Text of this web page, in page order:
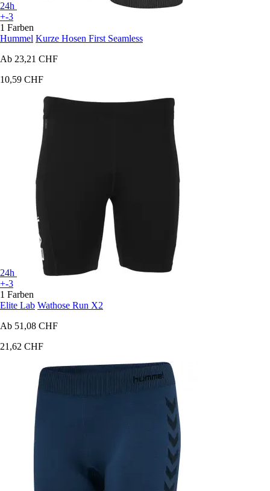
24h
+-3
1 Farben
Hummel Kurze Hosen First Seamless
Ab 23,21 CHF
10,59 CHF
24h
+-3
1 Farben
Elite Lab Wathose Run X2
Ab 51,08 CHF
21,62 CHF